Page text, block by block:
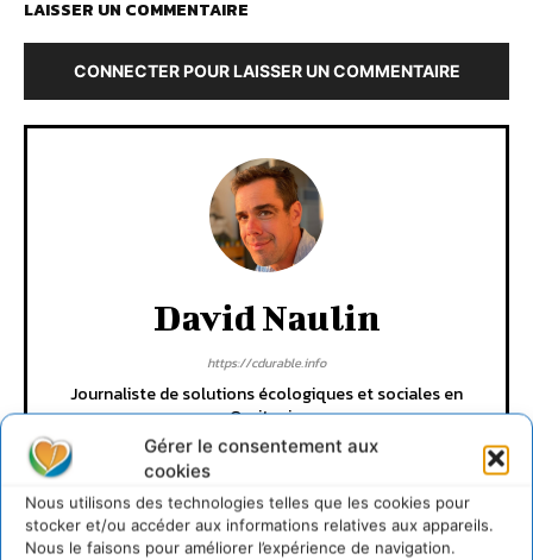
Gérer le consentement aux
cookies
Nous utilisons des technologies telles que les cookies pour
stocker et/ou accéder aux informations relatives aux appareils.
Nous le faisons pour améliorer l’expérience de navigation.
LAISSER UN COMMENTAIRE
CONNECTER POUR LAISSER UN COMMENTAIRE
David Naulin
https://cdurable.info
Journaliste de solutions écologiques et sociales en
Occitanie.